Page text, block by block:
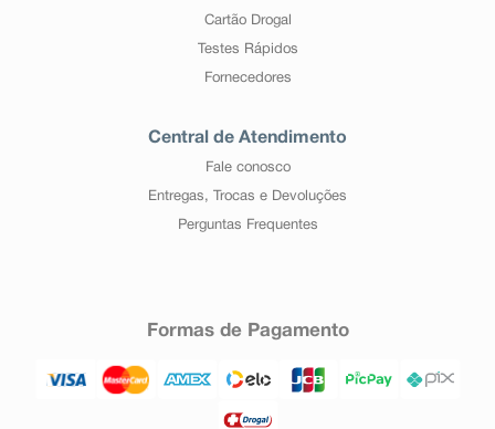
Cartão Drogal
Testes Rápidos
Fornecedores
Central de Atendimento
Fale conosco
Entregas, Trocas e Devoluções
Perguntas Frequentes
Formas de Pagamento